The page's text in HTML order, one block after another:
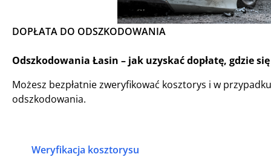
DOPŁATA DO ODSZKODOWANIA
Odszkodowania Łasin – jak uzyskać dopłatę, gdzie
Możesz bezpłatnie zweryfikować kosztorys i w
odszkodowania.
Weryfikacja kosztorysu